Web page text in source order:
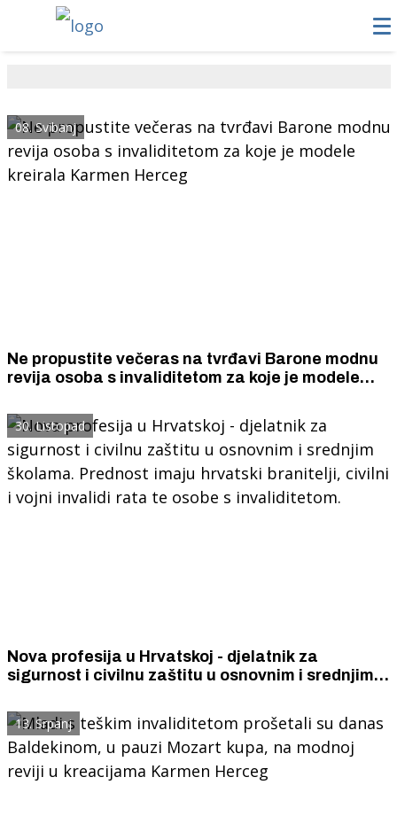
08. Svibanj
Ne propustite večeras na tvrđavi Barone modnu
revija osoba s invaliditetom za koje je modele
30. Listopad
Nova profesija u Hrvatskoj - djelatnik za
sigurnost i civilnu zaštitu u osnovnim i srednjim
civilni i vojni invalidi rata te osobe s
invaliditetom.
13. Srpanj